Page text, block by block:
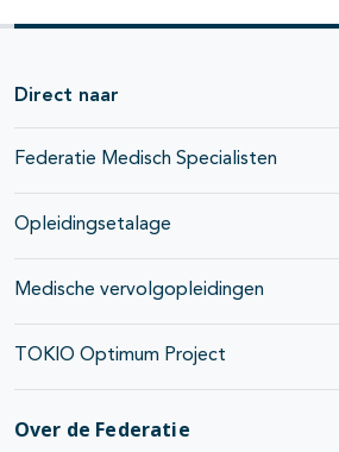
Direct naar
Federatie Medisch Specialisten
Opleidingsetalage
Medische vervolgopleidingen
TOKIO Optimum Project
Over de Federatie